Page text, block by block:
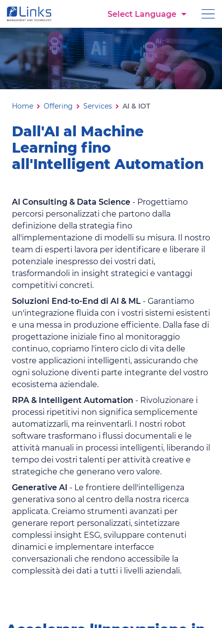
Torna alla homepage
Vai al menu di navigazione
Vai ai contenuti
Vai al footer
Select Language
AI & IOT
Ti trovi in:
Home Offering Services AI & IOT
Dall'AI al Machine
Learning fino
all'Intelligent Automation
AI Consulting & Data Science - Progettiamo
percorsi personalizzati che partono dalla
definizione della strategia fino
all'implementazione di modelli su misura. Il nostro
team di esperti lavora per identificare e liberare il
potenziale inespresso dei vostri dati,
trasformandoli in insight strategici e vantaggi
competitivi concreti.
Soluzioni End-to-End di AI & ML - Garantiamo
un'integrazione fluida con i vostri sistemi esistenti
e una messa in produzione efficiente. Dalla fase di
progettazione iniziale fino al monitoraggio
continuo, copriamo l'intero ciclo di vita delle
vostre applicazioni intelligenti, assicurando che
ogni soluzione diventi parte integrante del vostro
ecosistema aziendale.
RPA & Intelligent Automation - Rivoluzionare i
processi ripetitivi non significa semplicemente
automatizzarli, ma reinventarli. I nostri robot
software trasformano i flussi documentali e le
attività manuali in processi intelligenti, liberando il
tempo dei vostri talenti per attività creative e
strategiche che generano vero valore.
Generative AI - Le frontiere dell'intelligenza
generativa sono al centro della nostra ricerca
applicata. Creiamo strumenti avanzati per
generare report personalizzati, sintetizzare
complessi insight ESG, sviluppare contenuti
dinamici e implementare interfacce
conversazionali che rendono accessibile la
complessità dei dati a tutti i livelli aziendali.